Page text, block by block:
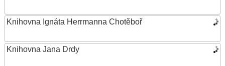
Knihovna Ignáta Herrmanna Chotěboř
Knihovna Jana Drdy